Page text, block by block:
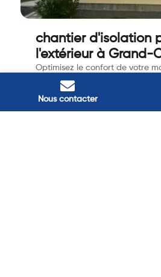
Nous contacter
chantier d'isolation
l'extérieur à Grand-
Optimisez le confort de votre
Couronne avec notre chantier
Voir l'annonce